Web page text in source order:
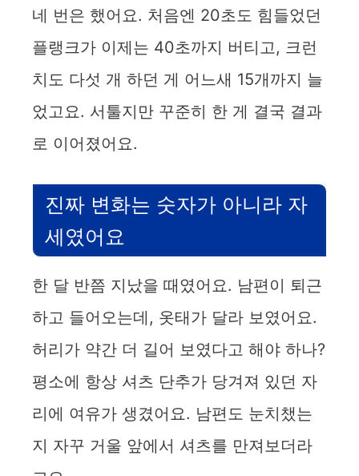
네 번은 했어요. 처음엔 20초도 힘들었던
플랭크가 이제는 40초까지 버티고, 크런
치도 다섯 개 하던 게 어느새 15개까지 늘
었고요. 서툴지만 꾸준히 한 게 결국 결과
로 이어졌어요.
진짜 변화는 숫자가 아니라 자
세였어요
한 달 반쯤 지났을 때였어요. 남편이 퇴근
하고 들어오는데, 옷태가 달라 보였어요.
허리가 약간 더 길어 보였다고 해야 하나?
평소에 항상 셔츠 단추가 당겨져 있던 자
리에 여유가 생겼어요. 남편도 눈치챘는
지 자꾸 거울 앞에서 셔츠를 만져보더라